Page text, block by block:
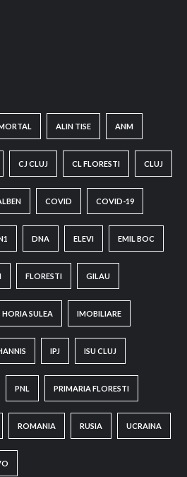
ALIN TISE ANM
CJ CLUJ CL FLORESTI CLUJ
COVID COVID-19
DNA ELEVI EMIL BOC
FLORESTI GILAU
HORIA SULEA IMOBILIARE
IPJ ISU CLUJ
PNL PRIMARIA FLORESTI
ROMANIA RUSIA UCRAINA